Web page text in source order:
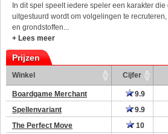
In dit spel speelt iedere speler een karakter
uitgestuurd wordt om volgelingen te
en grondstoffen...
+ Lees meer
Prijzen
Winkel Cijfer
Boardgame Merchant 9.9
Spellenvariant
9.9
The Perfect Move
10